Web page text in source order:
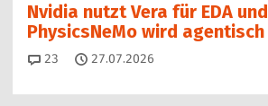
Nvidia nutzt Vera für EDA und
PhysicsNeMo wird agentisch
23 Kommentare
27.07.2026